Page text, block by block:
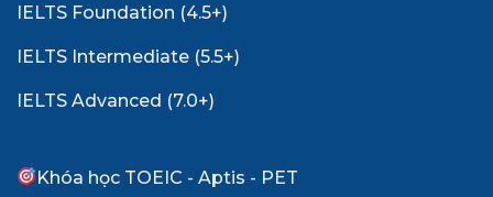
IELTS Foundation (4.5+)
IELTS Intermediate (5.5+)
IELTS Advanced (7.0+)
Khóa học TOEIC - Aptis - PET